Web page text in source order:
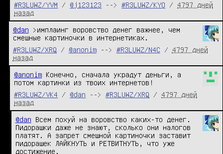
#R3LUWZ/YVM
/ @j123123 --> #R3LUWZ/KYO / 4797 дней
назад
@dan >имплаинг воровство денег важнее, чем
смешные картиночки в интернетиках.
#R3LUWZ/XRQ
/ @anonim--> #R3LUWZ/N4C / 4797 дней
назад
@anonim Конечно, сначала украдут деньги, а
потом картинки из твоих интернетов!
#R3LUWZ/VK4
/ @dan --> #R3LUWZ/XRQ / 4797 дней
назад
@dan Всем похуй на воровство каких-то денег.
Пидорашки даже не знают, сколько они налогов
платят. А запрет смешной картиночки заставит
пидорашек ЛАЙКНУТЬ и РЕТВИТНУТЬ, что уже
достижение.